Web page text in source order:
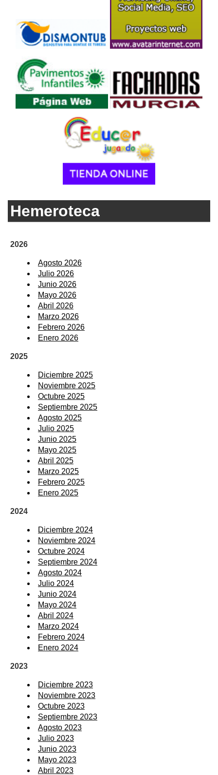
Hemeroteca
2026
Agosto 2026
Julio 2026
Junio 2026
Mayo 2026
Abril 2026
Marzo 2026
Febrero 2026
Enero 2026
2025
Diciembre 2025
Noviembre 2025
Octubre 2025
Septiembre 2025
Agosto 2025
Julio 2025
Junio 2025
Mayo 2025
Abril 2025
Marzo 2025
Febrero 2025
Enero 2025
2024
Diciembre 2024
Noviembre 2024
Octubre 2024
Septiembre 2024
Agosto 2024
Julio 2024
Junio 2024
Mayo 2024
Abril 2024
Marzo 2024
Febrero 2024
Enero 2024
2023
Diciembre 2023
Noviembre 2023
Octubre 2023
Septiembre 2023
Agosto 2023
Julio 2023
Junio 2023
Mayo 2023
Abril 2023